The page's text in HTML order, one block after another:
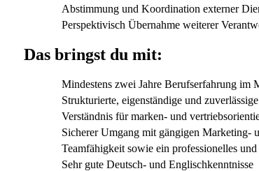
Abstimmung und Koordination externer
Perspektivisch Übernahme weiterer
Das bringst du mit:
Mindestens zwei Jahre Berufserfahrung im
Strukturierte, eigenständige und
Verständnis für marken- und
Sicherer Umgang mit gängigen Marketing-
Teamfähigkeit sowie ein professionelles
Sehr gute Deutsch- und Englischkenntnisse